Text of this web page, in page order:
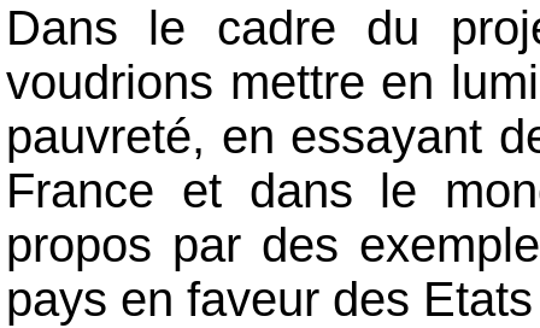
Dans le cadre du
voudrions mettre en
pauvreté, en essayant
France et dans le
propos par des
pays en faveur des